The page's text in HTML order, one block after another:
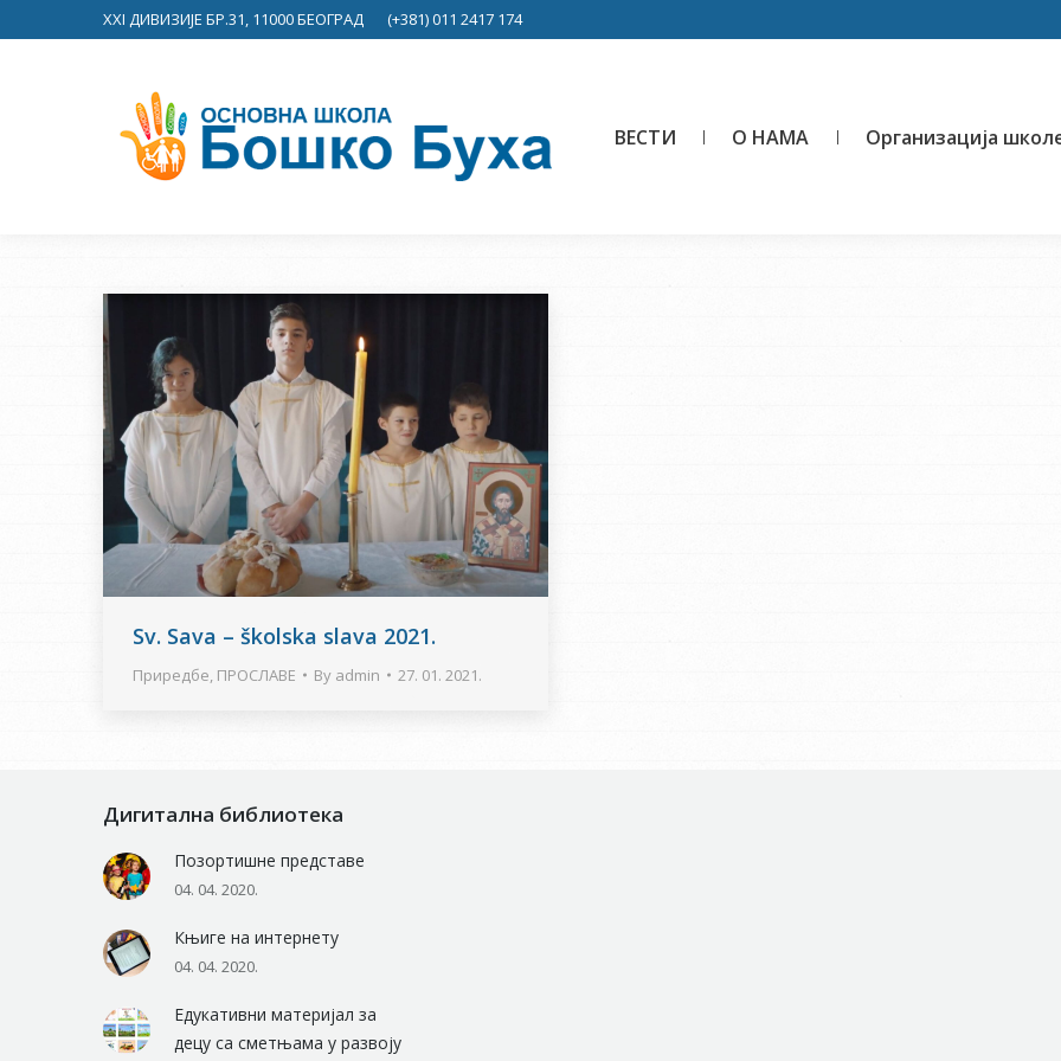
XXI ДИВИЗИЈЕ БР.31, 11000 БЕОГРАД (+381) 011 2417 174
ВЕСТИ О НАМА Организација
Sv. Sava – školska slava 2021.
Приредбе, ПРОСЛАВЕ By admin 27. 01. 2021.
Дигитална библиотека
Позортишне представе
04. 04. 2020.
Књиге на интернету
04. 04. 2020.
Едукативни материјал за
децу са сметњама у развоју